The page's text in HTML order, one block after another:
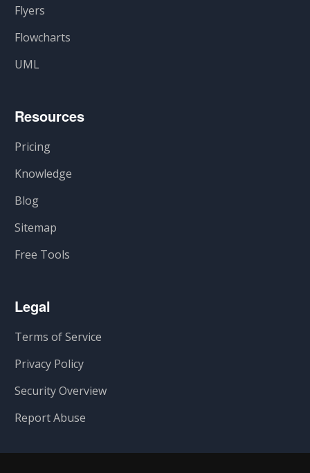
Flyers
Flowcharts
UML
Resources
Pricing
Knowledge
Blog
Sitemap
Free Tools
Legal
Terms of Service
Privacy Policy
Security Overview
Report Abuse